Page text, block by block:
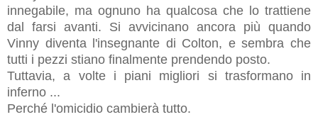
innegabile, ma ognuno ha qualcosa che lo trattiene
dal farsi avanti. Si avvicinano ancora più quando
Vinny diventa l'insegnante di Colton, e sembra che
tutti i pezzi stiano finalmente prendendo posto.
Tuttavia, a volte i piani migliori si trasformano in
inferno ...
Perché l'omicidio cambierà tutto.